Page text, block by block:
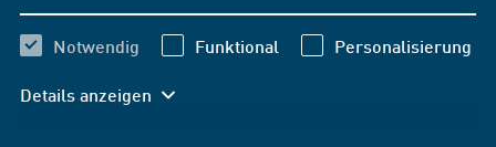
Notwendig Funktional Personalisierung
Details anzeigen